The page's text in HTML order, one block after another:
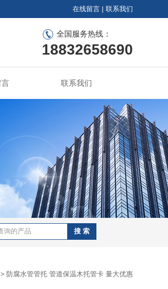
在线留言 | 联系我们
全国服务热线：
18832658690
言 联系我们
> 防腐水管管托 管道保温木托管卡 量大优惠